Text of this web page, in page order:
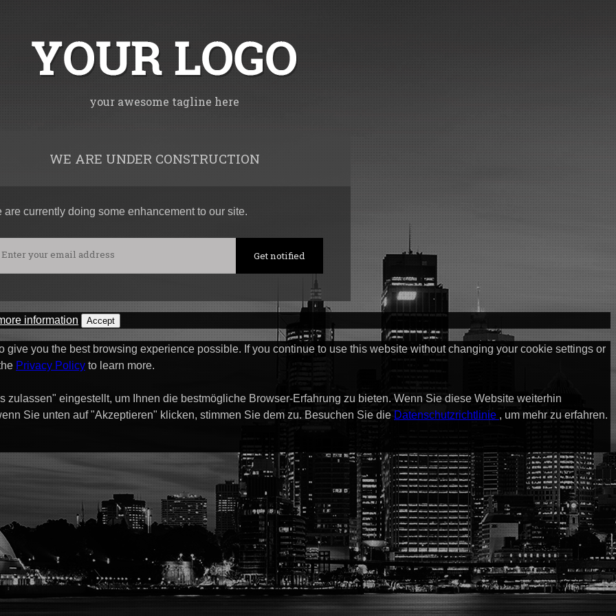
your awesome tagline here
WE ARE UNDER CONSTRUCTION
are currently doing some enhancement to our site.
information Accept
you the best browsing experience possible. If you continue to use this website without changing your cookie settings or
Privacy Policy to learn more.
eingestellt, um Ihnen die bestmögliche Browser-Erfahrung zu bieten. Wenn Sie diese Website weiterhin
Sie unten auf "Akzeptieren" klicken, stimmen Sie dem zu. Besuchen Sie die Datenschutzrichtlinie , um mehr zu erfahren.